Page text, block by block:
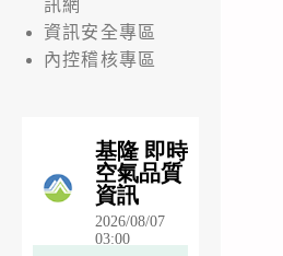
訊網
資訊安全專區
內控稽核專區